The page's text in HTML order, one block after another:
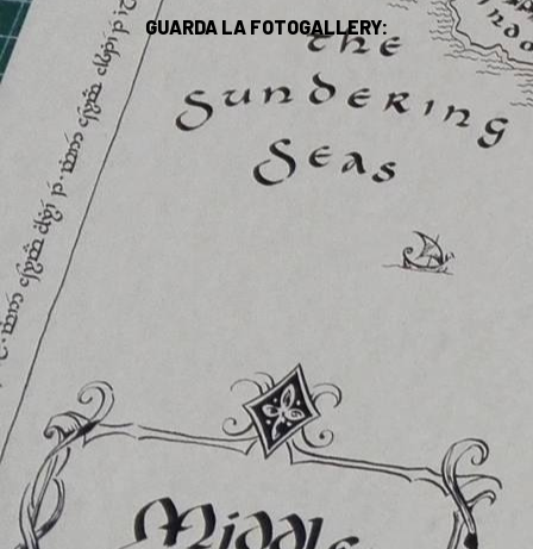
GUARDA LA FOTOGALLERY: